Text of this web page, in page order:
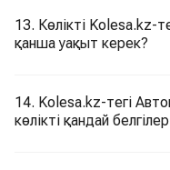
13. Көлікті Kolesa.kz-
қанша уақыт керек?
14. Kolesa.kz-тегі
көлікті қандай